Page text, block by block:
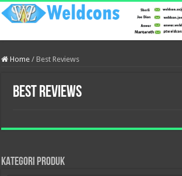
Home / Best Reviews
Best Reviews
KATEGORI PRODUK